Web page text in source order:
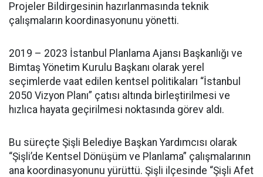
Projeler Bildirgesinin hazırlanmasında teknik
çalışmaların koordinasyonunu yönetti.
2019 – 2023 İstanbul Planlama Ajansı Başkanlığı ve
Bimtaş Yönetim Kurulu Başkanı olarak yerel
seçimlerde vaat edilen kentsel politikaları “İstanbul
2050 Vizyon Planı” çatısı altında birleştirilmesi ve
hızlıca hayata geçirilmesi noktasında görev aldı.
Bu süreçte Şişli Belediye Başkan Yardımcısı olarak
“Şişli’de Kentsel Dönüşüm ve Planlama” çalışmalarının
ana koordinasyonunu yürüttü. Şişli ilçesinde “Şişli Afet